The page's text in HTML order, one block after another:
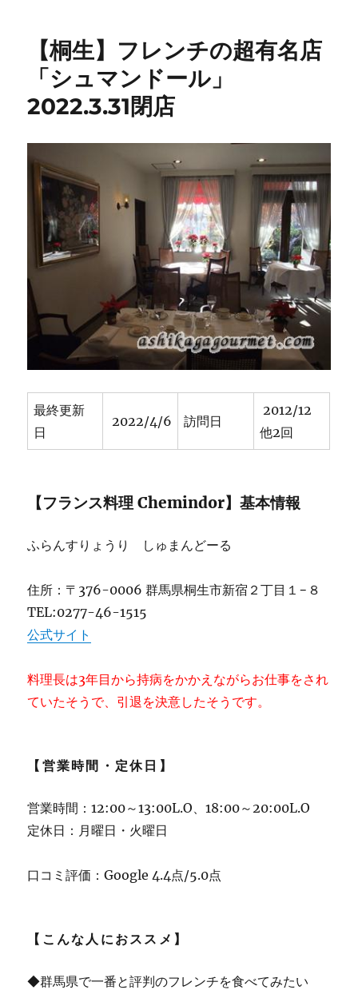
房
ラ
フ
ル”
美
味
し
い!
肉
カ
盛
対
の
居
屋
の
【桐生】フレンチの超有名店
「シュマンドール」
2022.3.31閉店
最終更新
日
2022/4/6 訪問日
2012/12
他2回
【フランス料理 Chemindor】基本情報
ふらんすりょうり しゅまんどーる
住所：〒376-0006 群馬県桐生市新宿２丁目１−８
TEL:0277-46-1515
公式サイト
料理長は3年目から持病をかかえながらお仕事をされ
ていたそうで、引退を決意したそうです。
【営業時間・定休日】
営業時間：12:00～13:00L.O、18:00～20:00L.O
定休日：月曜日・火曜日
口コミ評価：Google 4.4点/5.0点
【こんな人におススメ】
◆群馬県で一番と評判のフレンチを食べてみたい